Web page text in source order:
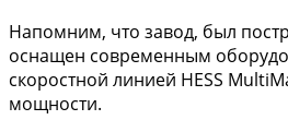
Напомним, что завод, был
оснащен современным
скоростной линией HESS
мощности.